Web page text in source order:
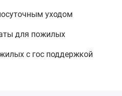
уходом
для пожилых
с гос поддержкой